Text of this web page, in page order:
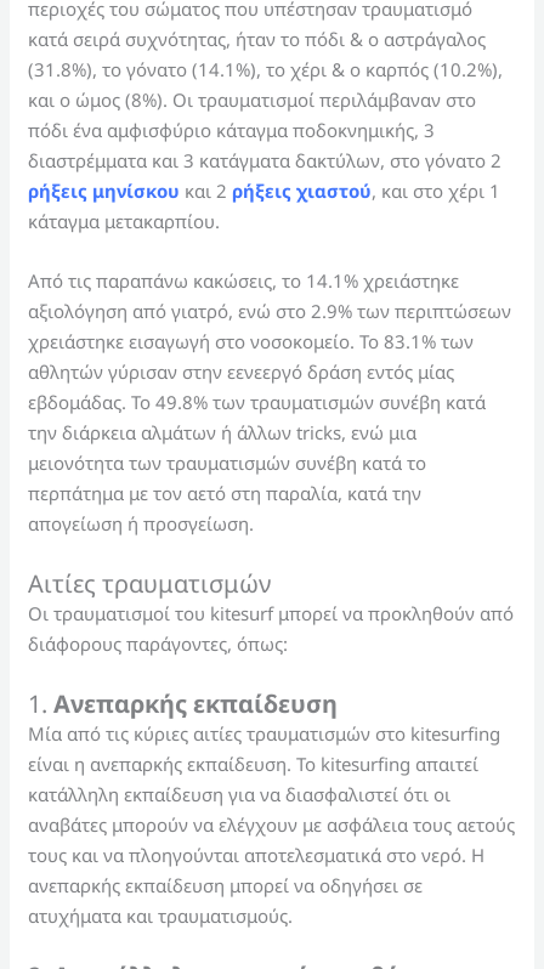
περιοχές του σώματος που υπέστησαν τραυματισμό
κατά σειρά συχνότητας, ήταν το πόδι & ο αστράγαλος
(31.8%), το γόνατο (14.1%), το χέρι & ο καρπός (10.2%),
και ο ώμος (8%). Οι τραυματισμοί περιλάμβαναν στο
πόδι ένα αμφισφύριο κάταγμα ποδοκνημικής, 3
διαστρέμματα και 3 κατάγματα δακτύλων, στο γόνατο 2
ρήξεις μηνίσκου και 2ρήξεις χιαστού, και στο χέρι 1
κάταγμα μετακαρπίου.
Από τις παραπάνω κακώσεις, το 14.1% χρειάστηκε
αξιολόγηση από γιατρό, ενώ στο 2.9% των περιπτώσεων
χρειάστηκε εισαγωγή στο νοσοκομείο. Το 83.1% των
αθλητών γύρισαν στην εενεεργό δράση εντός μίας
εβδομάδας. Το 49.8% των τραυματισμών συνέβη κατά
την διάρκεια αλμάτων ή άλλων tricks, ενώ μια
μειονότητα των τραυματισμών συνέβη κατά το
περπάτημα με τον αετό στη παραλία, κατά την
απογείωση ή προσγείωση.
Αιτίες τραυματισμών
Οι τραυματισμοί του kitesurf μπορεί να προκληθούν από
διάφορους παράγοντες, όπως:
1.Ανεπαρκής εκπαίδευση
Μία από τις κύριες αιτίες τραυματισμών στο kitesurfing
είναι η ανεπαρκής εκπαίδευση. Το kitesurfing απαιτεί
κατάλληλη εκπαίδευση για να διασφαλιστεί ότι οι
αναβάτες μπορούν να ελέγχουν με ασφάλεια τους αετούς
τους και να πλοηγούνται αποτελεσματικά στο νερό. Η
ανεπαρκής εκπαίδευση μπορεί να οδηγήσει σε
ατυχήματα και τραυματισμούς.